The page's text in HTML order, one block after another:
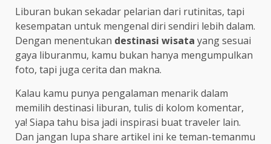
Liburan bukan sekadar pelarian dari rutinitas, tapi
kesempatan untuk mengenal diri sendiri lebih dalam.
Dengan menentukan destinasi wisata yang sesuai
gaya liburanmu, kamu bukan hanya mengumpulkan
foto, tapi juga cerita dan makna.
Kalau kamu punya pengalaman menarik dalam
memilih destinasi liburan, tulis di kolom komentar,
ya! Siapa tahu bisa jadi inspirasi buat traveler lain.
Dan jangan lupa share artikel ini ke teman-temanmu